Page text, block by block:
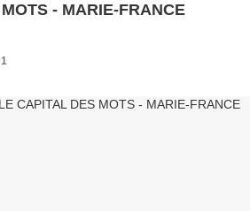
- MARIE-FRANCE